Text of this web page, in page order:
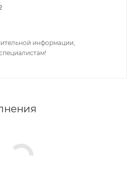
информации,